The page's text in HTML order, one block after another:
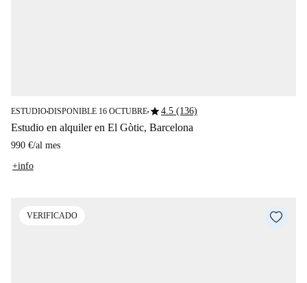
ESTUDIO■DISPONIBLE 16 OCTUBRE■star4.5 (136)
Estudio en alquiler en El Gòtic, Barcelona
990 €/al mes
+info
VERIFICADO